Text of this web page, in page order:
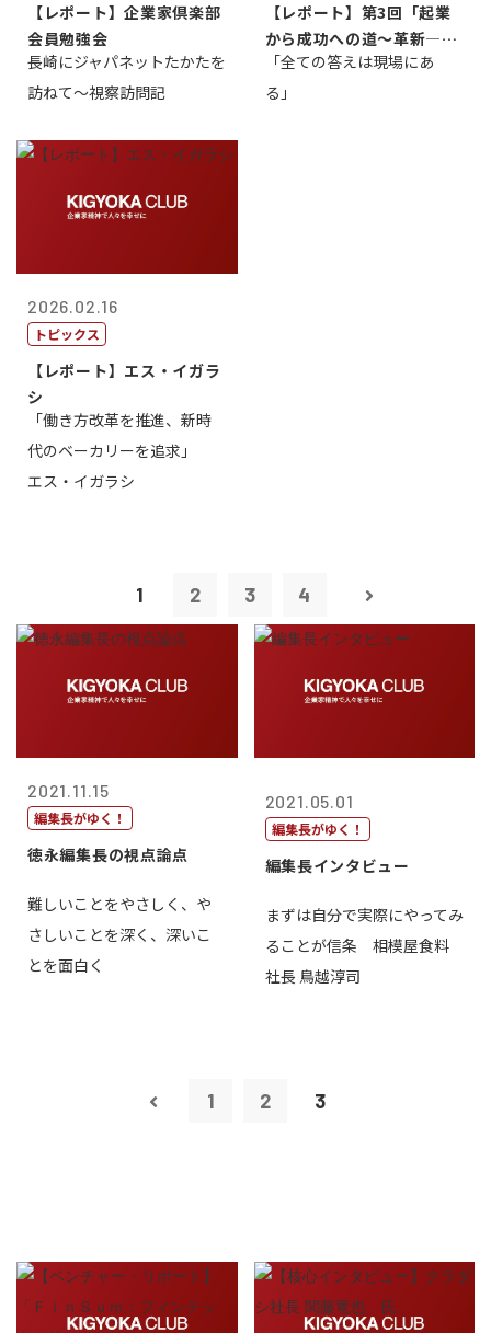
【レポート】企業家倶楽部
会員勉強会
長崎にジャパネットたかたを
訪ねて～視察訪問記
【レポート】第3回「起業
から成功への道～革新―挑
戦の先にある...
「全ての答えは現場にあ
る」
2026.02.16
トピックス
【レポート】エス・イガラ
シ
「働き方改革を推進、新時
代のベーカリーを追求」
エス・イガラシ
1 2 3 4
2021.11.15
編集長がゆく！
徳永編集長の視点論点
難しいことをやさしく、や
さしいことを深く、深いこ
とを面白く
2021.05.01
編集長がゆく！
編集長インタビュー
まずは自分で実際にやってみ
ることが信条 相模屋食料
社長 鳥越淳司
1 2 3